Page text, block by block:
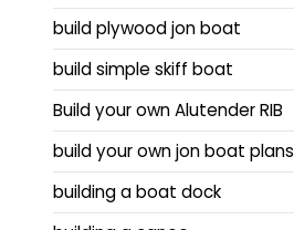
build plywood jon boat
build simple skiff boat
Build your own Alutender RIB
build your own jon boat plans
building a boat dock